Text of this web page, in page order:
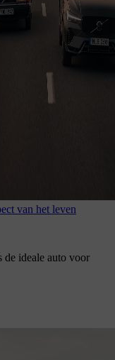
van het leven
de ideale auto voor